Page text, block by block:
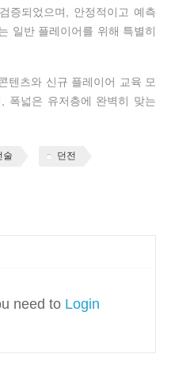
증되었으며, 안정적이고 예측
일반 플레이어를 위해 특별히
텐츠와 신규 플레이어 교육 모
폭넓은 유저층에 완벽히 맞는
술 던전
need to Login